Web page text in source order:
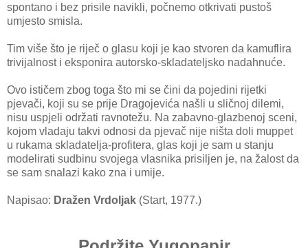
spontano i bez prisile navikli, počnemo otkrivati pustoš
umjesto smisla.
Tim više što je riječ o glasu koji je kao stvoren da kamuflira
trivijalnost i eksponira autorsko-skladateljsko nadahnuće.
Ovo ističem zbog toga što mi se čini da pojedini rijetki
pjevači, koji su se prije Dragojevića našli u sličnoj dilemi,
nisu uspjeli održati ravnotežu. Na zabavno-glazbenoj sceni,
kojom vladaju takvi odnosi da pjevač nije ništa doli muppet
u rukama skladatelja-profitera, glas koji je sam u stanju
modelirati sudbinu svojega vlasnika prisiljen je, na žalost da
se sam snalazi kako zna i umije.
Napisao: Dražen Vrdoljak (Start, 1977.)